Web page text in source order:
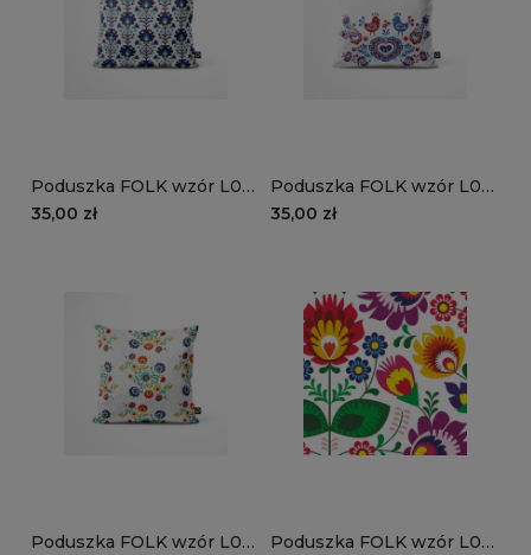
Poduszka FOLK wzór L06
| niebieskie kwiaty ludowe
35,00 zł
Poduszka FOLK wzór L05
| polski wzór z kurami i
35,00 zł
Poduszka FOLK wzór L03
Poduszka FOLK wzór L02